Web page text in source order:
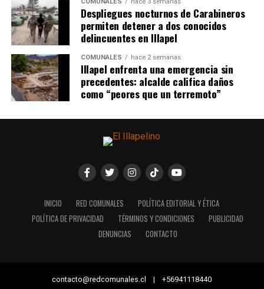
COMUNALES hace 3 semanas
Despliegues nocturnos de Carabineros
permiten detener a dos conocidos
delincuentes en Illapel
COMUNALES hace 2 semanas
Illapel enfrenta una emergencia sin
precedentes: alcalde califica daños
como “peores que un terremoto”
INICIO RED COMUNALES
POLÍTICA EDITORIAL Y ÉTICA
POLÍTICA DE PRIVACIDAD
TÉRMINOS Y CONDICIONES
PUBLICIDAD
DENUNCIAS
CONTACTO
contacto@redcomunales.cl | +56941118440